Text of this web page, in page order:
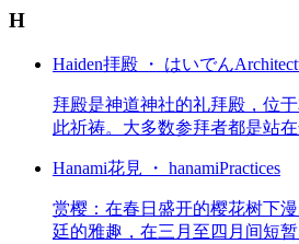
H
Haiden拝殿 ・ はいでん
拜殿是神道神社的礼拜殿，位
此祈祷。大多数参拜者都是站
Hanami花見 ・ hanamiPractices
赏樱：在春日盛开的樱花树下
廷的雅趣，在三月至四月间短